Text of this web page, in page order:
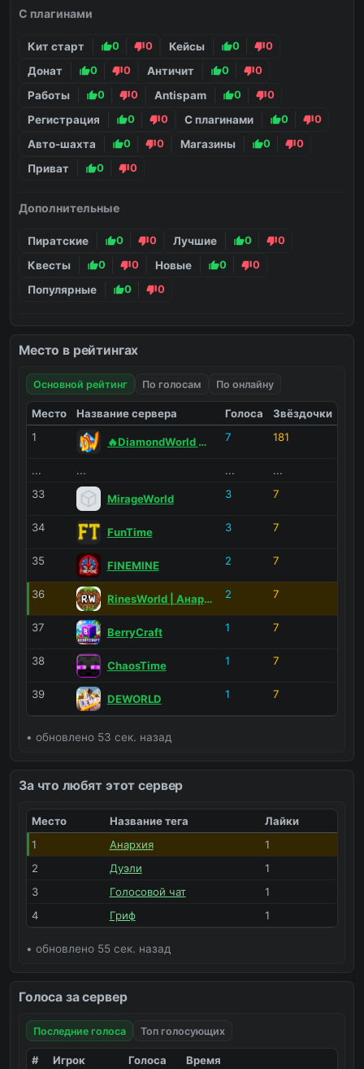
С плагинами
Кит старт 0 0 Кейсы 0 0
Донат 0 0 Античит 0 0
Работы 0 0 Antispam 0 0
Регистрация 0 0 С плагинами 0 0
Авто-шахта 0 0 Магазины 0 0
Приват 0 0
Дополнительные
Пиратские 0 0 Лучшие 0 0
Квесты 0 0 Новые 0 0
Популярные 0 0
Без лаунчера
Без дюпа 0 0 Без мини-игр 0
Без 1000 лвл 0 0 Без лицензии 0 0
Язык и страны
Платформа
Java 0
Место в рейтингах
Основной рейтинг По голосам По онлайну
Место Название сервера Голоса
Звёздочки
1
🔥DiamondWorld 🔥PrisonEvo 🔥 7 181
... ... ...
...
33
MirageWorld 3 7
34 FunTime 3 7
35 FINEMINE 2 7
36 RinesWorld | Анархия и Гриф ⚡ 2 7
37 BerryCraft 1 7
38 ChaosTime 1 7
39 DEWORLD 1 7
• обновлено 53 сек. назад
За что любят этот сервер
Место Название тега
Лайки
1
Анархия
1
2
Дуэли
1
3
Голосовой чат
1
4
Гриф 1
• обновлено 55 сек. назад
Голоса за сервер
Последние голоса Топ голосующих
# Игрок Голоса
Время